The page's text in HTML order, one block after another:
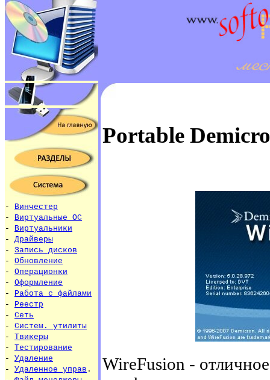
- Винчестер
- Виртуальные ОС
- Виртуальники
- Драйверы
- Запись дисков
- Обновление
- Операционки
- Оформление
- Работа с файлами
- Реестр
- Сеть
- Систем. утилиты
- Твикеры
- Тестирование
- Удаление
- Удаленное управ .
Portable
WireFusion -